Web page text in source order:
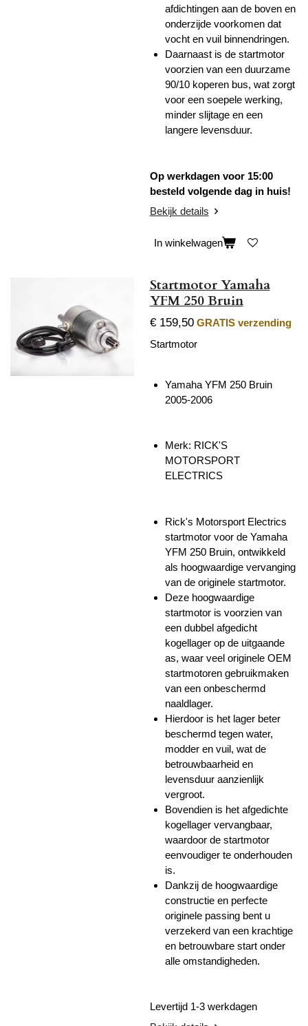
afdichtingen aan de boven en
onderzijde voorkomen dat
vocht en vuil binnendringen.
Daarnaast is de startmotor
voorzien van een duurzame
90/10 koperen bus, wat zorgt
voor een soepele werking,
minder slijtage en een
langere levensduur.
Op werkdagen voor 15:00
besteld volgende dag in huis!
Bekijk details
In winkelwagen
Startmotor Yamaha
YFM 250 Bruin
€ 159,50 GRATIS verzending
Startmotor
Yamaha YFM 250 Bruin
2005-2006
Merk: RICK'S
MOTORSPORT
ELECTRICS
Rick's Motorsport Electrics
startmotor voor de Yamaha
YFM 250 Bruin, ontwikkeld
als hoogwaardige vervanging
van de originele startmotor.
Deze hoogwaardige
startmotor is voorzien van
een dubbel afgedicht
kogellager op de uitgaande
as, waar veel originele OEM
startmotoren gebruikmaken
van een onbeschermd
naaldlager.
Hierdoor is het lager beter
beschermd tegen water,
modder en vuil, wat de
betrouwbaarheid en
levensduur aanzienlijk
vergroot.
Bovendien is het afgedichte
kogellager vervangbaar,
waardoor de startmotor
eenvoudiger te onderhouden
is.
Dankzij de hoogwaardige
constructie en perfecte
originele passing bent u
verzekerd van een krachtige
en betrouwbare start onder
alle omstandigheden.
Levertijd 1-3 werkdagen